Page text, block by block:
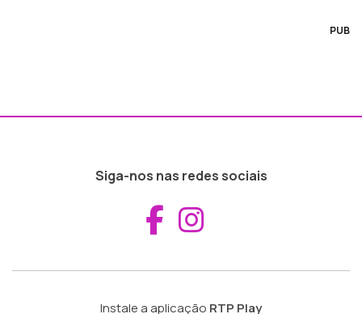
PUB
Siga-nos nas redes sociais
Aceder ao
Instale a aplicação RTP Play